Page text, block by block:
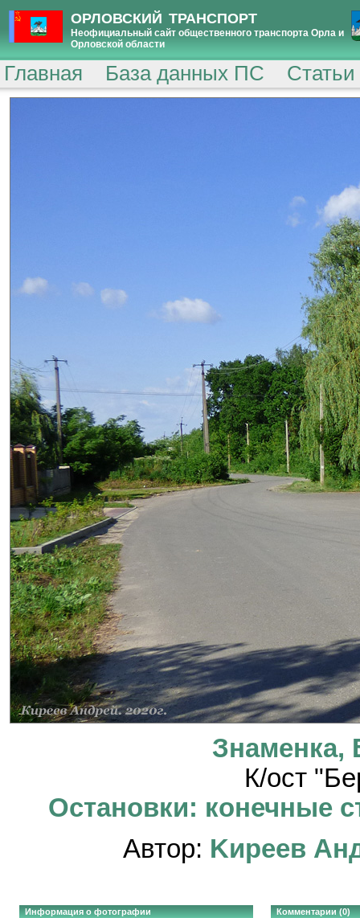
ОРЛОВСКИЙ ТРАНСПОРТ
Неофициальный сайт общественного транспорта Орла и
Орловской области
Главная База данных ПС
Знаменка,
К/ост
Остановки: конечные
Автор: Kиpeeв
Информация о фотографии Комментарии (0)